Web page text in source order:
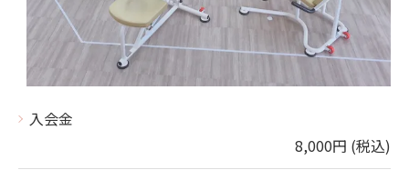
入会金
8,000円 (税込)